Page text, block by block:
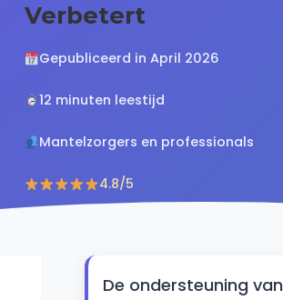
Verbetert
Gepubliceerd in April 2026
12 minuten leestijd
Mantelzorgers en professionals
4.8/5
De ondersteuning van